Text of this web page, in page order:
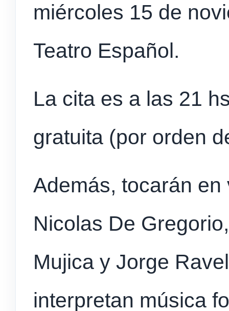
miércoles 15 de
Teatro Español.
La cita es a las 21
gratuita (por orden
Además, tocarán
Nicolas De
Mujica y Jorge
interpretan música